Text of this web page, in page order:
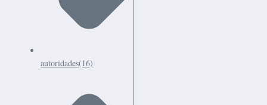
autoridades(16)